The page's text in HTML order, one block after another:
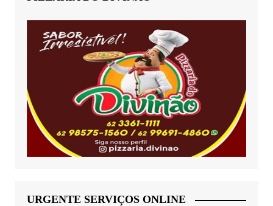
URGENTE SERVIÇOS ONLINE